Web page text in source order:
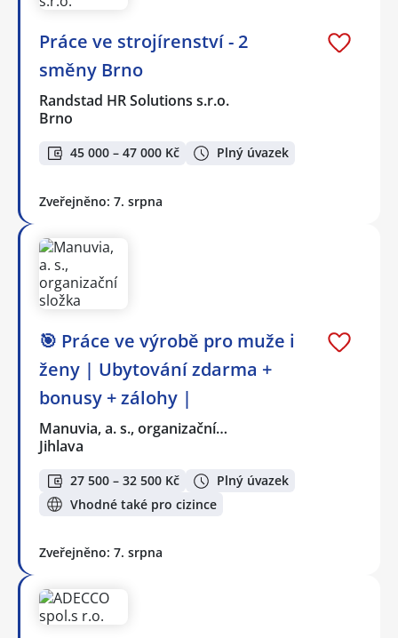
Práce ve strojírenství - 2
směny Brno
Randstad HR Solutions s.r.o.
Brno
45 000 – 47 000 Kč Plný úvazek
Zveřejněno: 7. srpna
🎯 Práce ve výrobě pro muže i
ženy | Ubytování zdarma +
bonusy + zálohy |
Manuvia, a. s., organizační…
Jihlava
27 500 – 32 500 Kč
Plný úvazek
Vhodné také pro cizince
Zveřejněno: 7. srpna